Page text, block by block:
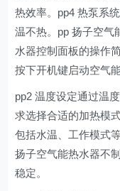
热效率。pp4 热泵系
温不热。pp 扬子空气
水器控制面板的操作
按下开机键启动空气能
pp2 温度设定通过温
求选择合适的加热模
包括水温、工作模式
扬子空气能热水器不
稳定。